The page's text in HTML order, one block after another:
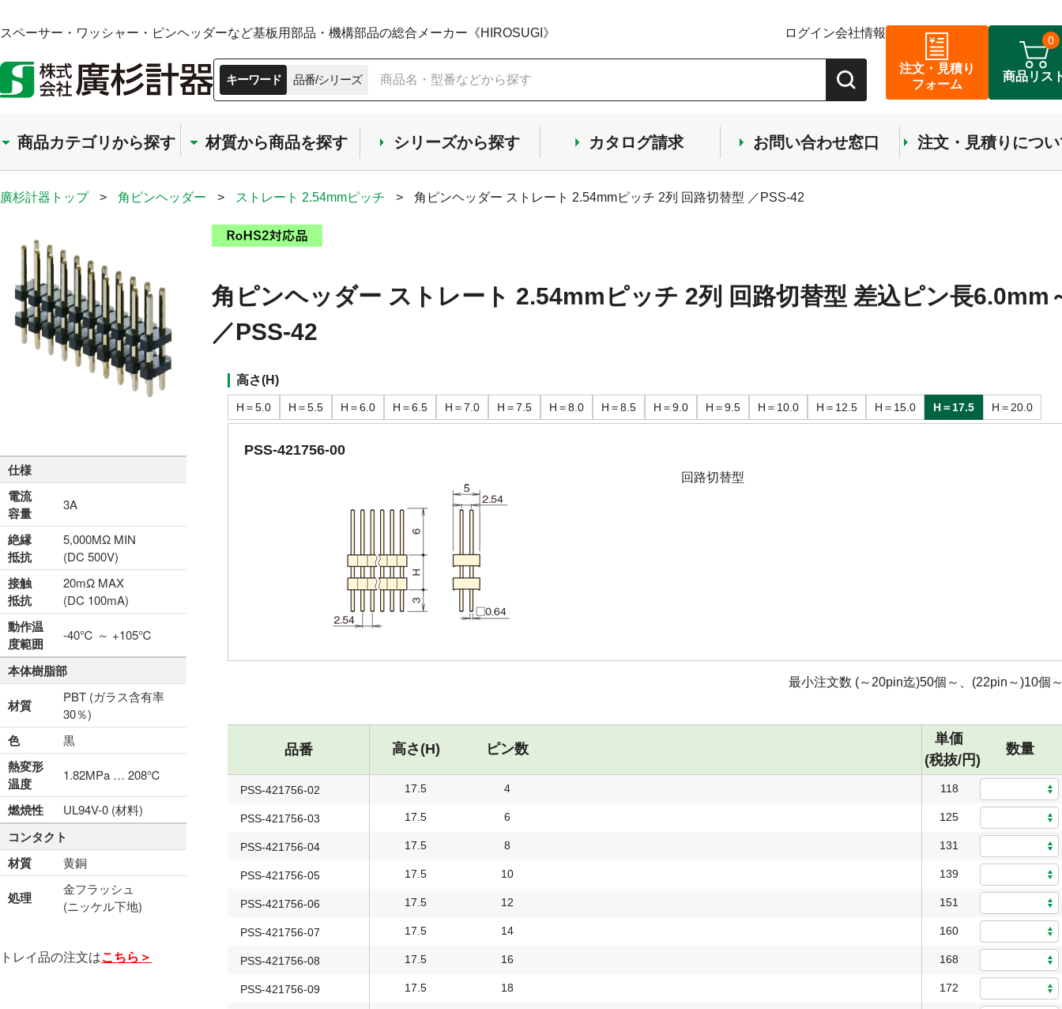
スペーサー・ワッシャー・ピンヘッダーなど基板用部品・機構部品の総合メーカー《HIROSUGI》 ログイン会社情報
キーワード 品番/シリーズ
注文・見積り
フォーム
商品リス
0
商品カテゴリから探す 材質から商品を探す シリーズから探す カタログ請求 お問い合わせ窓口 注文・見積りにつ
廣杉計器トップ > 角ピンヘッダー > ストレート 2.54mmピッチ > 角ピンヘッダー ストレート 2.54mmピッチ 2列 回路切替型 ／PSS-42
仕様
電流
容量
3A
絶縁
抵抗
5,000MΩ MIN
(DC 500V)
接触
抵抗
20mΩ MAX
(DC 100mA)
動作温
度範囲
-40℃ ～ +105℃
本体樹脂部
材質
PBT (ガラス含有率
30％)
色 黒
熱変形
温度
1.82MPa … 208℃
燃焼性 UL94V-0 (材料)
コンタクト
材質
黄銅
処理
金フラッシュ
(ニッケル下地)
トレイ品の注文はこちら＞
角ピンヘッダー ストレート 2.54mmピッチ 2列 回路切替型 差込ピン長6.0mm
／PSS-42
高さ(H)
H＝5.0 H＝5.5 H＝6.0 H＝6.5 H＝7.0 H＝7.5 H＝8.0 H＝8.5 H＝9.0 H＝9.5 H＝10.0 H＝12.5 H＝15.0 H＝17.5 H＝20.0
PSS-421756-00
回路切替型
最小注文数 (～20pin迄)50個～、(22pin～)10個
品番 高さ(H) ピン数
単価
(税抜/円)
数量
PSS-421756-02 17.5 4 118
PSS-421756-03 17.5 6 125
PSS-421756-04 17.5 8 131
PSS-421756-05 17.5 10 139
PSS-421756-06 17.5 12 151
PSS-421756-07 17.5 14 160
PSS-421756-08 17.5 16 168
PSS-421756-09 17.5 18 172